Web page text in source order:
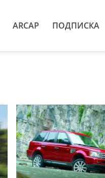
ARCAP ПОДПИСКА